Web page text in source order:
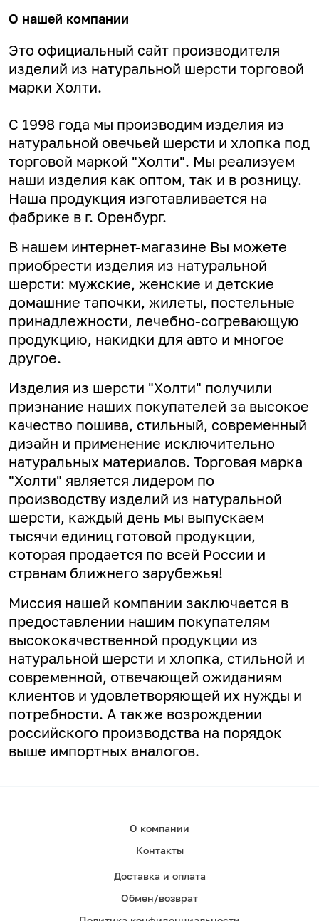
О нашей компании
Это официальный сайт производителя
изделий из натуральной шерсти торговой
марки Холти.
С 1998 года мы производим изделия из
натуральной овечьей шерсти и хлопка под
торговой маркой "Холти". Мы реализуем
наши изделия как оптом, так и в розницу.
Наша продукция изготавливается на
фабрике в г. Оренбург.
В нашем интернет-магазине Вы можете
приобрести изделия из натуральной
шерсти: мужские, женские и детские
домашние тапочки, жилеты, постельные
принадлежности, лечебно-согревающую
продукцию, накидки для авто и многое
другое.
Изделия из шерсти "Холти" получили
признание наших покупателей за высокое
качество пошива, стильный, современный
дизайн и применение исключительно
натуральных материалов. Торговая марка
"Холти" является лидером по
производству изделий из натуральной
шерсти, каждый день мы выпускаем
тысячи единиц готовой продукции,
которая продается по всей России и
странам ближнего зарубежья!
Миссия нашей компании заключается в
предоставлении нашим покупателям
высококачественной продукции из
натуральной шерсти и хлопка, стильной и
современной, отвечающей ожиданиям
клиентов и удовлетворяющей их нужды и
потребности. А также возрождении
российского производства на порядок
выше импортных аналогов.
О компании
Контакты
Доставка и оплата
Обмен/возврат